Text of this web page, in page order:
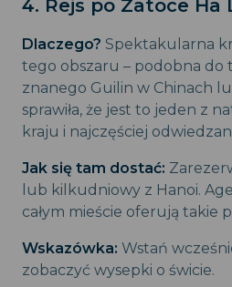
4. Rejs po Zatoce Ha
Dlaczego? Spektakularna
tego obszaru – podobna do
znanego Guilin w Chinach
sprawiła, że jest to jeden z
kraju i najczęściej
Jak się tam dostać:
lub kilkudniowy z Hanoi.
całym mieście oferują takie
Wskazówka: Wstań
zobaczyć wysepki o świcie.